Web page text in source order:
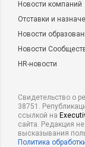
Новости компаний
Отставки и
Новости
Новости
HR-новости
Свидетельство о
38751.
ссылкой на
сайта. Редакция
высказывания
Политика